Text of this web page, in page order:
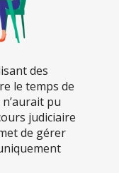
des
le temps de
pu
judiciaire
de gérer